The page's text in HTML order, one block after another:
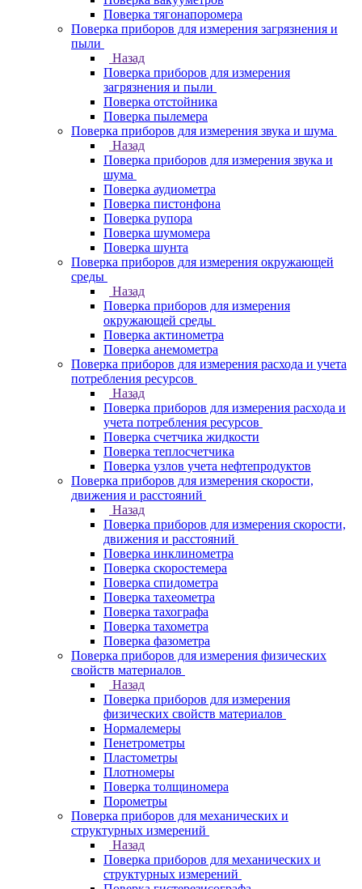
Поверка тягонапоромера
Поверка приборов для измерения загрязнения и
пыли
Назад
Поверка приборов для измерения
загрязнения и пыли
Поверка отстойника
Поверка пылемера
Поверка приборов для измерения звука и шума
Назад
Поверка приборов для измерения звука и
шума
Поверка аудиометра
Поверка пистонфона
Поверка рупора
Поверка шумомера
Поверка шунта
Поверка приборов для измерения окружающей
среды
Назад
Поверка приборов для измерения
окружающей среды
Поверка актинометра
Поверка анемометра
Поверка приборов для измерения расхода и учета
потребления ресурсов
Назад
Поверка приборов для измерения расхода и
учета потребления ресурсов
Поверка счетчика жидкости
Поверка теплосчетчика
Поверка узлов учета нефтепродуктов
Поверка приборов для измерения скорости,
движения и расстояний
Назад
Поверка приборов для измерения скорости,
движения и расстояний
Поверка инклинометра
Поверка скоростемера
Поверка спидометра
Поверка тахеометра
Поверка тахографа
Поверка тахометра
Поверка фазометра
Поверка приборов для измерения физических
свойств материалов
Назад
Поверка приборов для измерения
физических свойств материалов
Нормалемеры
Пенетрометры
Пластометры
Плотномеры
Поверка толщиномера
Порометры
Поверка приборов для механических и
структурных измерений
Назад
Поверка приборов для механических и
структурных измерений